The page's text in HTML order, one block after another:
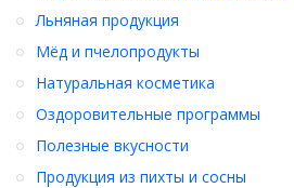
Льняная продукция
Мёд и пчелопродукты
Натуральная косметика
Оздоровительные программы
Полезные вкусности
Продукция из пихты и сосны